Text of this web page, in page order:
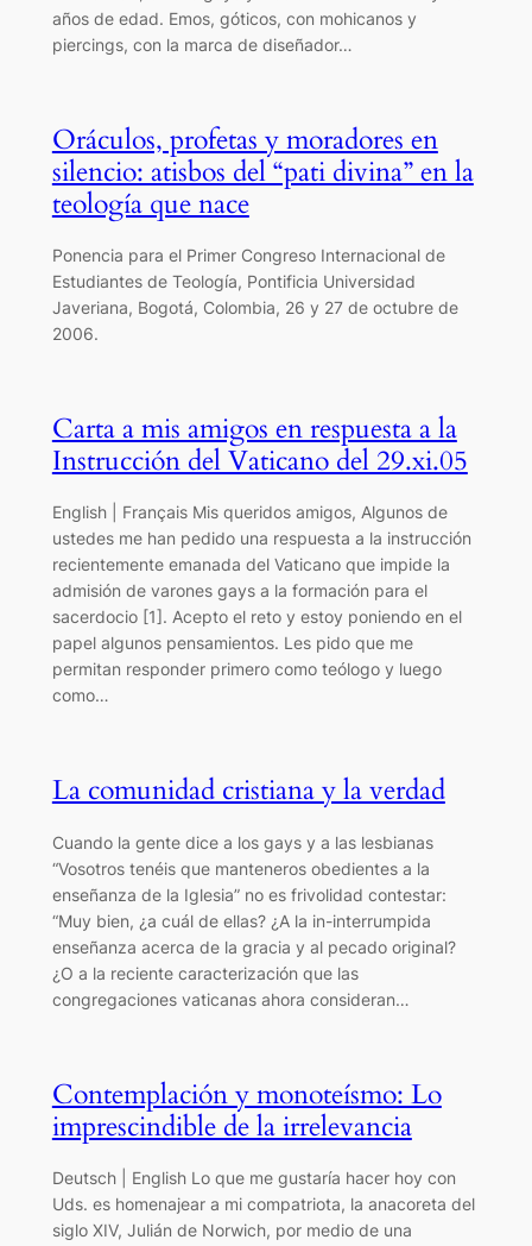
años de edad. Emos, góticos, con mohicanos y
piercings, con la marca de diseñador…
Oráculos, profetas y moradores en
silencio: atisbos del “pati divina” en la
teología que nace
Ponencia para el Primer Congreso Internacional de
Estudiantes de Teología, Pontificia Universidad
Javeriana, Bogotá, Colombia, 26 y 27 de octubre de
2006.
Carta a mis amigos en respuesta a la
Instrucción del Vaticano del 29.xi.05
English | Français Mis queridos amigos, Algunos de
ustedes me han pedido una respuesta a la instrucción
recientemente emanada del Vaticano que impide la
admisión de varones gays a la formación para el
sacerdocio [1]. Acepto el reto y estoy poniendo en el
papel algunos pensamientos. Les pido que me
permitan responder primero como teólogo y luego
como…
La comunidad cristiana y la verdad
Cuando la gente dice a los gays y a las lesbianas
“Vosotros tenéis que manteneros obedientes a la
enseñanza de la Iglesia” no es frivolidad contestar:
“Muy bien, ¿a cuál de ellas? ¿A la in-interrumpida
enseñanza acerca de la gracia y al pecado original?
¿O a la reciente caracterización que las
congregaciones vaticanas ahora consideran…
Contemplación y monoteísmo: Lo
imprescindible de la irrelevancia
Deutsch | English Lo que me gustaría hacer hoy con
Uds. es homenajear a mi compatriota, la anacoreta del
siglo XIV, Julián de Norwich, por medio de una